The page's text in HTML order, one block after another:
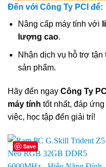
Đến với Công Ty PCI để:
Nâng cấp máy tính với
lượng cao.
Nhận dịch vụ hỗ trợ
sản phẩm.
Hãy đến ngay Công Ty PCI
máy tính tốt nhất, đáp
việc, học tập đến giải trí!
Save